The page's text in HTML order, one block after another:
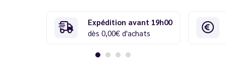
Expédition avant 19h00
dès 0,00€ d'achats